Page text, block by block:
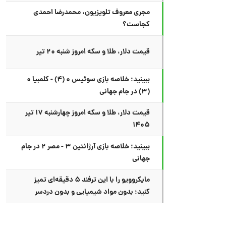
مجری معروف تلویزیون، محمدرضا احمدی
کجاست؟
قیمت دلار، طلا و سکه امروز شنبه ۲۰ تیر
ببینید؛ خلاصه بازی سوئیس ۰ (۴) - کلمبیا ۰
(۳) در جام جهانی
قیمت دلار، طلا و سکه امروز چهارشنبه ۱۷ تیر
۱۴۰۵
ببینید؛ خلاصه بازی آرژانتین ۳ - مصر ۲ در جام
جهانی
مایکروویو را با این ترفند ۵ دقیقه‌ای تمیز
کنید؛ بدون مواد شیمیایی و بدون دردسر